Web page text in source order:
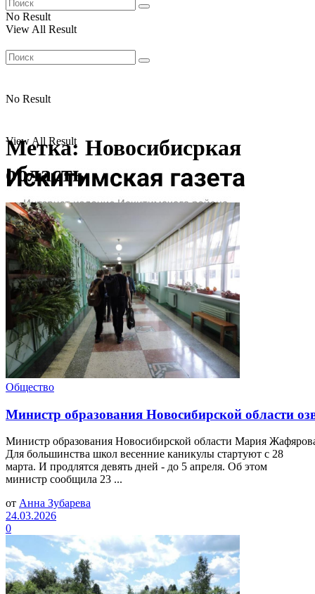
No Result
View All Result
No Result
View All Result
Метка: Новосибисркая
область
Общество
Министр образования Новосибирской области
Министр образования Новосибирской области Мария
Для большинства школ весенние каникулы стартуют с 28
марта. И продлятся девять дней - до 5 апреля. Об этом
министр сообщила 23 ...
от Анна Зубарева
24.03.2026
0